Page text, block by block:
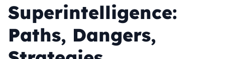
Superintelligence:
Paths, Dangers,